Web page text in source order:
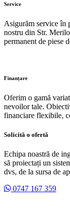
Service
Asigurăm service în
nostru din Str.
permanent de piese
Finanțare
Oferim o gamă
nevoilor tale.
financiare flexibile,
Solicită o ofertă
Echipa noastră de
să proiectați un
dvs, de la sursa de
0747 167 359